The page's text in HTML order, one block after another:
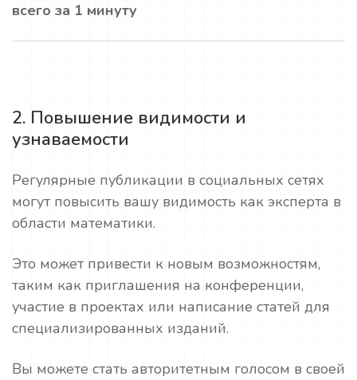
всего за 1 минуту
2. Повышение видимости и
узнаваемости
Регулярные публикации в социальных сетях
могут повысить вашу видимость как эксперта в
области математики.
Это может привести к новым возможностям,
таким как приглашения на конференции,
участие в проектах или написание статей для
специализированных изданий.
Вы можете стать авторитетным голосом в своей